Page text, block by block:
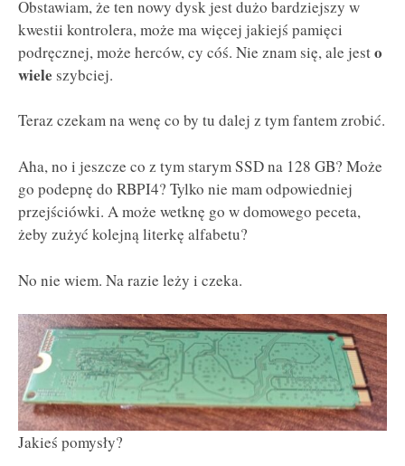
Obstawiam, że ten nowy dysk jest dużo bardziejszy w
kwestii kontrolera, może ma więcej jakiejś pamięci
podręcznej, może herców, cy cóś. Nie znam się, ale jesto
wiele szybciej.
Teraz czekam na wenę co by tu dalej z tym fantem zrobić.
Aha, no i jeszcze co z tym starym SSD na 128 GB? Może
go podepnę do RBPI4? Tylko nie mam odpowiedniej
przejściówki. A może wetknę go w domowego peceta,
żeby zużyć kolejną literkę alfabetu?
No nie wiem. Na razie leży i czeka.
Jakieś pomysły?